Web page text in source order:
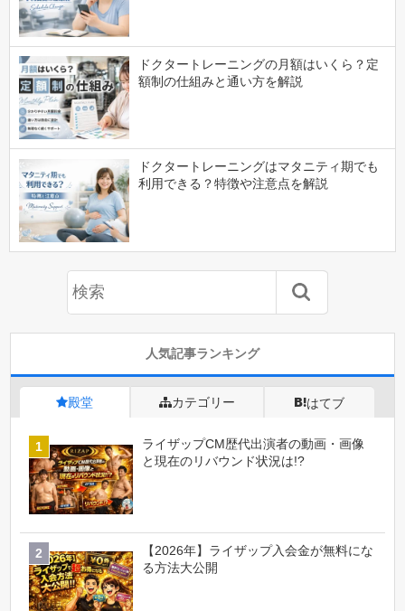
ドクタートレーニングの月額はいくら？定
額制の仕組みと通い方を解説
ドクタートレーニングはマタニティ期でも
利用できる？特徴や注意点を解説
人気記事ランキング
殿堂 カテゴリー はてブ
ライザップCM歴代出演者の動画・画像
と現在のリバウンド状況は!?
【2026年】ライザップ入会金が無料にな
る方法大公開